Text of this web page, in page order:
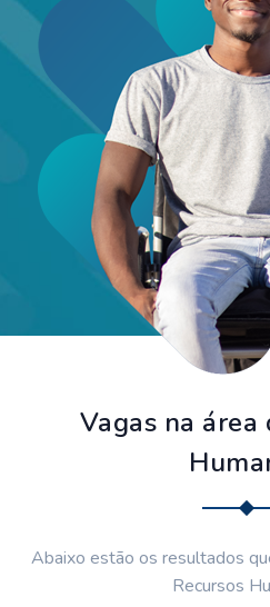
Vagas na área
Abaixo estão os resultados
Recursos